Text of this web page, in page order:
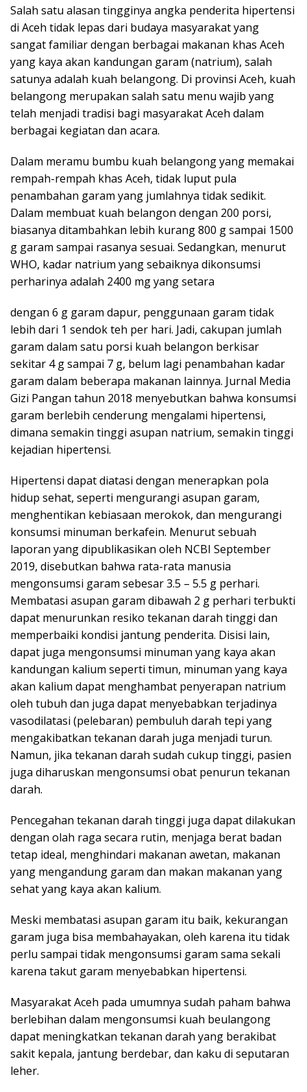
Salah satu alasan tingginya angka penderita hipertensi
di Aceh tidak lepas dari budaya masyarakat yang
sangat familiar dengan berbagai makanan khas Aceh
yang kaya akan kandungan garam (natrium), salah
satunya adalah kuah belangong. Di provinsi Aceh, kuah
belangong merupakan salah satu menu wajib yang
telah menjadi tradisi bagi masyarakat Aceh dalam
berbagai kegiatan dan acara.
Dalam meramu bumbu kuah belangong yang memakai
rempah-rempah khas Aceh, tidak luput pula
penambahan garam yang jumlahnya tidak sedikit.
Dalam membuat kuah belangon dengan 200 porsi,
biasanya ditambahkan lebih kurang 800 g sampai 1500
g garam sampai rasanya sesuai. Sedangkan, menurut
WHO, kadar natrium yang sebaiknya dikonsumsi
perharinya adalah 2400 mg yang setara
dengan 6 g garam dapur, penggunaan garam tidak
lebih dari 1 sendok teh per hari. Jadi, cakupan jumlah
garam dalam satu porsi kuah belangon berkisar
sekitar 4 g sampai 7 g, belum lagi penambahan kadar
garam dalam beberapa makanan lainnya. Jurnal Media
Gizi Pangan tahun 2018 menyebutkan bahwa konsumsi
garam berlebih cenderung mengalami hipertensi,
dimana semakin tinggi asupan natrium, semakin tinggi
kejadian hipertensi.
Hipertensi dapat diatasi dengan menerapkan pola
hidup sehat, seperti mengurangi asupan garam,
menghentikan kebiasaan merokok, dan mengurangi
konsumsi minuman berkafein. Menurut sebuah
laporan yang dipublikasikan oleh NCBI September
2019, disebutkan bahwa rata-rata manusia
mengonsumsi garam sebesar 3.5 – 5.5 g perhari.
Membatasi asupan garam dibawah 2 g perhari terbukti
dapat menurunkan resiko tekanan darah tinggi dan
memperbaiki kondisi jantung penderita. Disisi lain,
dapat juga mengonsumsi minuman yang kaya akan
kandungan kalium seperti timun, minuman yang kaya
akan kalium dapat menghambat penyerapan natrium
oleh tubuh dan juga dapat menyebabkan terjadinya
vasodilatasi (pelebaran) pembuluh darah tepi yang
mengakibatkan tekanan darah juga menjadi turun.
Namun, jika tekanan darah sudah cukup tinggi, pasien
juga diharuskan mengonsumsi obat penurun tekanan
darah.
Pencegahan tekanan darah tinggi juga dapat dilakukan
dengan olah raga secara rutin, menjaga berat badan
tetap ideal, menghindari makanan awetan, makanan
yang mengandung garam dan makan makanan yang
sehat yang kaya akan kalium.
Meski membatasi asupan garam itu baik, kekurangan
garam juga bisa membahayakan, oleh karena itu tidak
perlu sampai tidak mengonsumsi garam sama sekali
karena takut garam menyebabkan hipertensi.
Masyarakat Aceh pada umumnya sudah paham bahwa
berlebihan dalam mengonsumsi kuah beulangong
dapat meningkatkan tekanan darah yang berakibat
sakit kepala, jantung berdebar, dan kaku di seputaran
leher.